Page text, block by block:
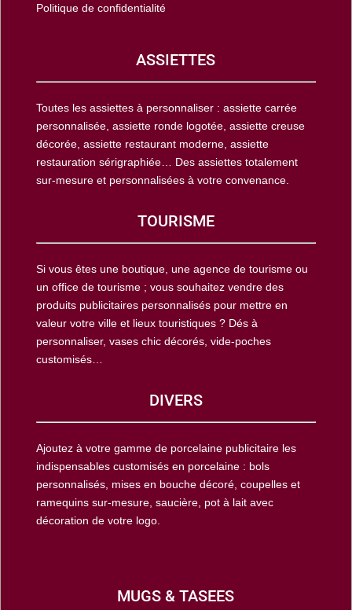
Politique de confidentialité
ASSIETTES
Toutes les assiettes à personnaliser : assiette carrée
personnalisée, assiette ronde logotée, assiette creuse
décorée, assiette restaurant moderne, assiette
restauration sérigraphiée… Des assiettes totalement
sur-mesure et personnalisées à votre convenance.
TOURISME
Si vous êtes une boutique, une agence de tourisme ou
un office de tourisme ; vous souhaitez vendre des
produits publicitaires personnalisés pour mettre en
valeur votre ville et lieux touristiques ? Dés à
personnaliser, vases chic décorés, vide-poches
customisés…
DIVERS
Ajoutez à votre gamme de porcelaine publicitaire les
indispensables customisés en porcelaine : bols
personnalisés, mises en bouche décoré, coupelles et
ramequins sur-mesure, saucière, pot à lait avec
décoration de votre logo.
MUGS & TASEES